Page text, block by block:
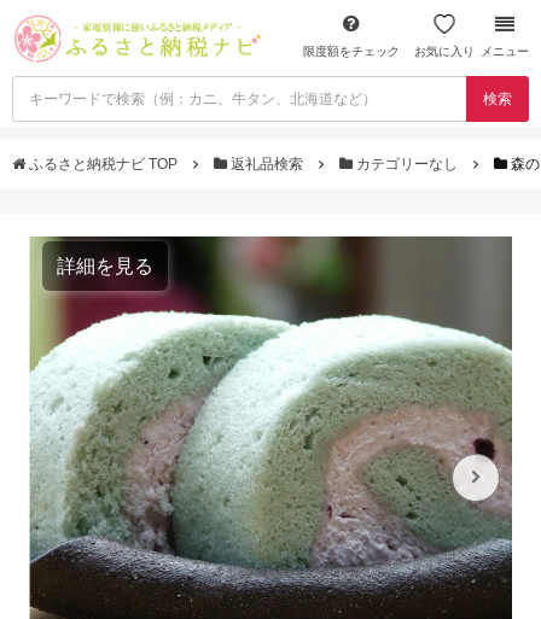
限度額をチェック お気に入り メニュー
検索
ふるさと納税ナビ TOP 返礼品検索 カテゴリーなし 森
詳細を見る